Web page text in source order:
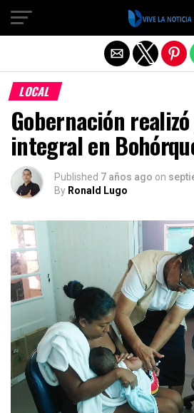
LOCAL
Gobernación
integral en
Published 7 años ago on
By Ronald Lugo
Salir de la versión